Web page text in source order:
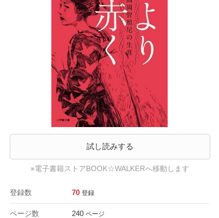
試し読みする
※電子書籍ストアBOOK☆WALKERへ移動します
登録数 70 登録
ページ数 240 ページ